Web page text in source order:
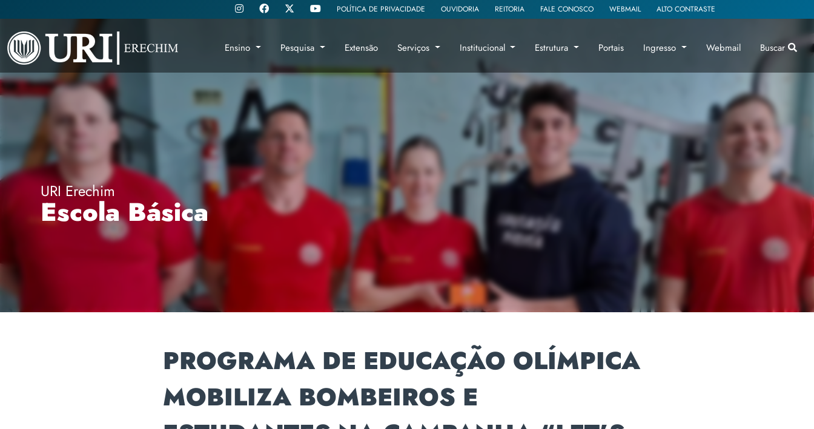
Ensino Pesquisa Extensão Serviços Institucional Estrutura Portais Ingresso Webmail Buscar
POLÍTICA DE PRIVACIDADE OUVIDORIA REITORIA FALE CONOSCO WEBMAIL ALTO CONTRASTE
URI Erechim
Escola Básica
PROGRAMA DE EDUCAÇÃO OLÍMPICA
MOBILIZA BOMBEIROS E